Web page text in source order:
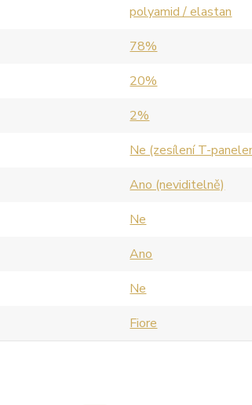
polyamid / elastan
78%
20%
2%
Ne (zesílení T-
Ano (neviditelně)
Ne
Ano
Ne
Fiore